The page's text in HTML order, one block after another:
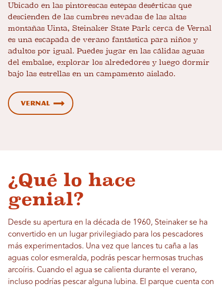
Ubicado en las pintorescas estepas desérticas que
descienden de las cumbres nevadas de las altas
montañas Uinta, Steinaker State Park cerca de Vernal
es una escapada de verano fantástica para niños y
adultos por igual. Puedes jugar en las cálidas aguas
del embalse, explorar los alrededores y luego dormir
bajo las estrellas en un campamento aislado.
Vernal
¿Qué lo hace
genial?
Desde su apertura en la década de 1960, Steinaker se ha
convertido en un lugar privilegiado para los pescadores
más experimentados. Una vez que lances tu caña a las
aguas color esmeralda, podrás pescar hermosas truchas
arcoíris. Cuando el agua se calienta durante el verano,
incluso podrías pescar alguna lubina. El parque cuenta con